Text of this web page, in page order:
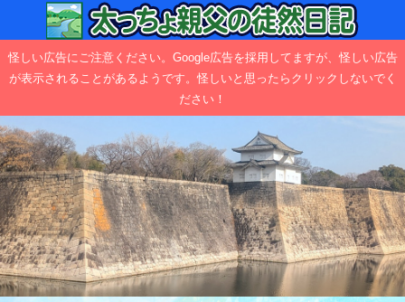
怪しい広告にご注意ください。Google広告を採用してますが、怪しい広告
が表示されることがあるようです。怪しいと思ったらクリックしないでく
ださい！